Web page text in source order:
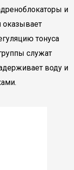
и
оказывает
тонуса
служат
воду и